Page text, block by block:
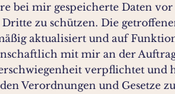
bei mir gespeicherte Daten
zu schützen. Die
aktualisiert und auf
mit mir an der
verpflichtet und
Verordnungen und Gesetze